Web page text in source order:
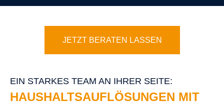
JETZT BERATEN LASSEN
EIN STARKES TEAM AN IHRER SEITE:
HAUSHALTSAUFLÖSUNGEN MIT